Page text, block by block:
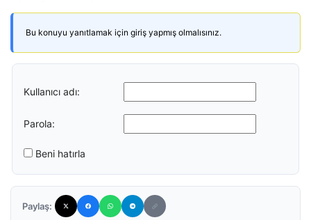
Bu konuyu yanıtlamak için giriş yapmış olmalısınız.
Kullanıcı adı:
Parola:
Beni hatırla
Paylaş: